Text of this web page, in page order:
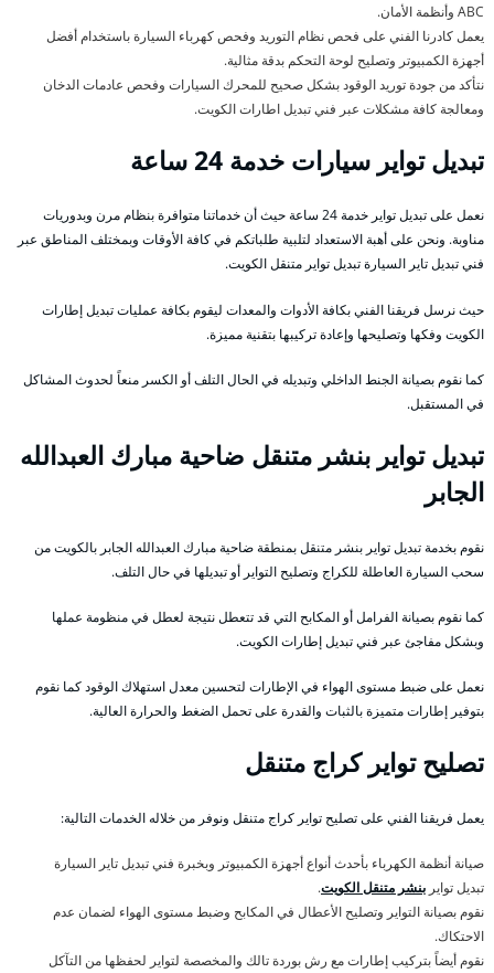
ABC وأنظمة الأمان.
يعمل كادرنا الفني على فحص نظام التوريد وفحص كهرباء السيارة باستخدام أفضل
أجهزة الكمبيوتر وتصليح لوحة التحكم بدقة مثالية.
نتأكد من جودة توريد الوقود بشكل صحيح للمحرك السيارات وفحص عادمات الدخان
ومعالجة كافة مشكلات عبر فني تبديل اطارات الكويت.
تبديل تواير سيارات خدمة 24 ساعة
نعمل على تبديل تواير خدمة 24 ساعة حيث أن خدماتنا متوافرة بنظام مرن وبدوريات
مناوبة. ونحن على أهبة الاستعداد لتلبية طلباتكم في كافة الأوقات وبمختلف المناطق عبر
فني تبديل تاير السيارة تبديل تواير متنقل الكويت.
حيث نرسل فريقنا الفني بكافة الأدوات والمعدات ليقوم بكافة عمليات تبديل إطارات
الكويت وفكها وتصليحها وإعادة تركيبها بتقنية مميزة.
كما نقوم بصيانة الجنط الداخلي وتبديله في الحال التلف أو الكسر منعاً لحدوث المشاكل
في المستقبل.
تبديل تواير بنشر متنقل ضاحية مبارك العبدالله
الجابر
نقوم بخدمة تبديل تواير بنشر متنقل بمنطقة ضاحية مبارك العبدالله الجابر بالكويت من
سحب السيارة العاطلة للكراج وتصليح التواير أو تبديلها في حال التلف.
كما نقوم بصيانة الفرامل أو المكابح التي قد تتعطل نتيجة لعطل في منظومة عملها
وبشكل مفاجئ عبر فني تبديل إطارات الكويت.
نعمل على ضبط مستوى الهواء في الإطارات لتحسين معدل استهلاك الوقود كما نقوم
بتوفير إطارات متميزة بالثبات والقدرة على تحمل الضغط والحرارة العالية.
تصليح تواير كراج متنقل
يعمل فريقنا الفني على تصليح تواير كراج متنقل ونوفر من خلاله الخدمات التالية:
صيانة أنظمة الكهرباء بأحدث أنواع أجهزة الكمبيوتر وبخبرة فني تبديل تاير السيارة
تبديل تواير بنشر متنقل الكويت.
نقوم بصيانة التواير وتصليح الأعطال في المكابح وضبط مستوى الهواء لضمان عدم
الاحتكاك.
نقوم أيضاً بتركيب إطارات مع رش بوردة تالك والمخصصة لتواير لحفظها من التآكل